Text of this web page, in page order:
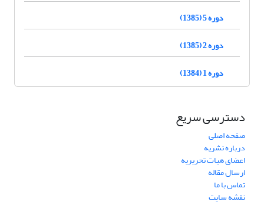
دوره 5 (1385)
دوره 2 (1385)
دوره 1 (1384)
دسترسی سریع
صفحه اصلی
درباره نشریه
اعضای هیات تحریریه
ارسال مقاله
تماس با ما
نقشه سایت